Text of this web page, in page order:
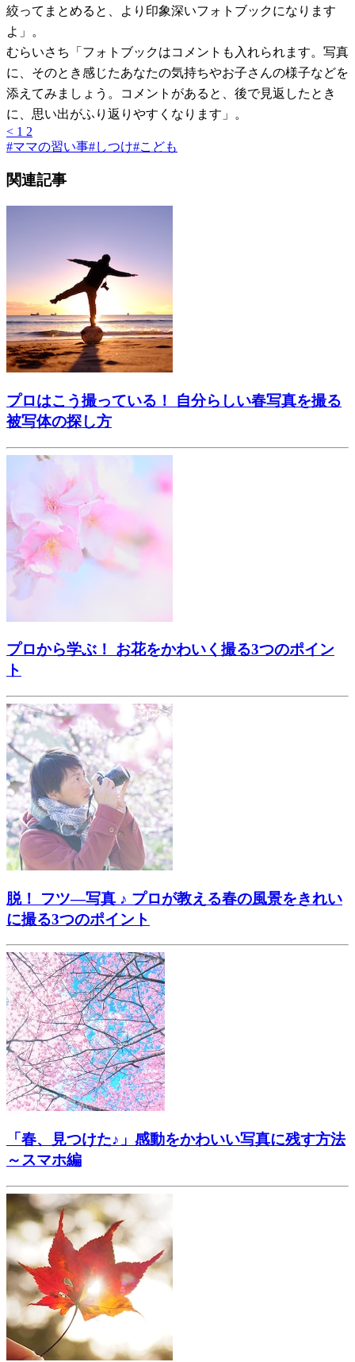
絞ってまとめると、より印象深いフォトブックになります
よ」。
むらいさち「フォトブックはコメントも入れられます。写真
に、そのとき感じたあなたの気持ちやお子さんの様子などを
添えてみましょう。コメントがあると、後で見返したとき
に、思い出がふり返りやすくなります」。
< 1 2
#ママの習い事#しつけ#こども
関連記事
プロはこう撮っている！ 自分らしい春写真を撮る
被写体の探し方
プロから学ぶ！ お花をかわいく撮る3つのポイン
ト
脱！ フツ―写真 ♪ プロが教える春の風景をきれい
に撮る3つのポイント
「春、見つけた♪」感動をかわいい写真に残す方法
～スマホ編